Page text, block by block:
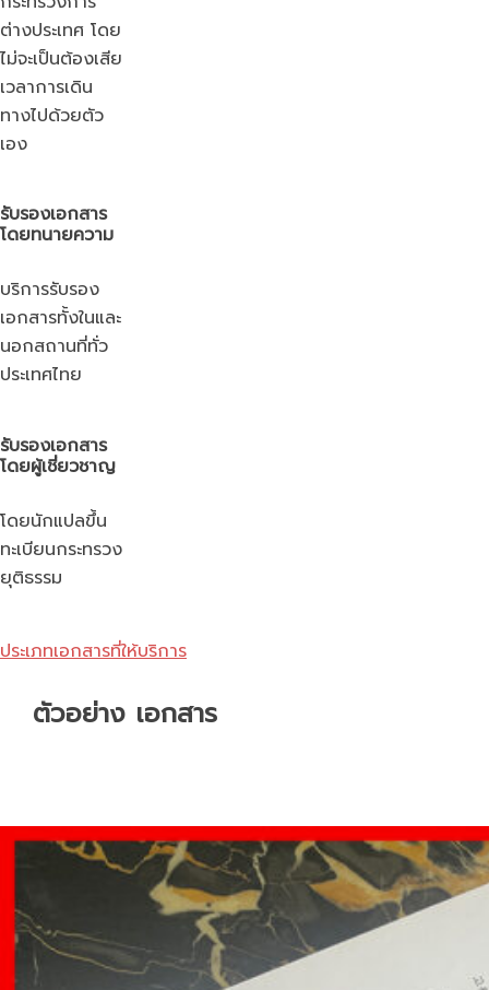
ต่างประเทศ โดย
ไม่จะเป็นต้องเสีย
เวลาการเดิน
ทางไปด้วยตัว
เอง
รับรองเอกสาร
โดยทนายความ
บริการรับรอง
เอกสารทั้งในและ
นอกสถานที่ทั่ว
ประเทศไทย
รับรองเอกสาร
โดยผู้เชี่ยวชาญ
โดยนักแปลขึ้น
ทะเบียนกระทรวง
ยุติธรรม
ประเภทเอกสารที่ให้บริการ
ตัวอย่าง เอกสาร